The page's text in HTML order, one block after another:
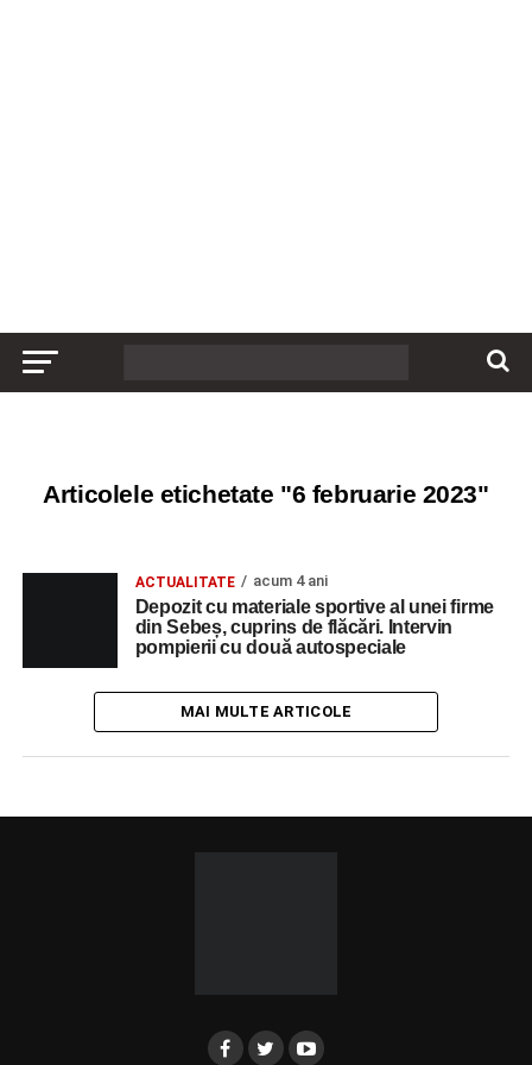
Articolele etichetate "6 februarie 2023"
ACTUALITATE acum 4 ani
Depozit cu materiale sportive al unei firme
din Sebeș, cuprins de flăcări. Intervin
pompierii cu două autospeciale
MAI MULTE ARTICOLE